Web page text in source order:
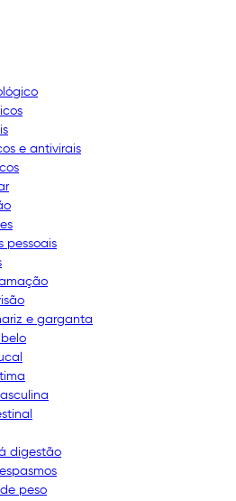
e antivirais
pessoais
e garganta
digestão
peso